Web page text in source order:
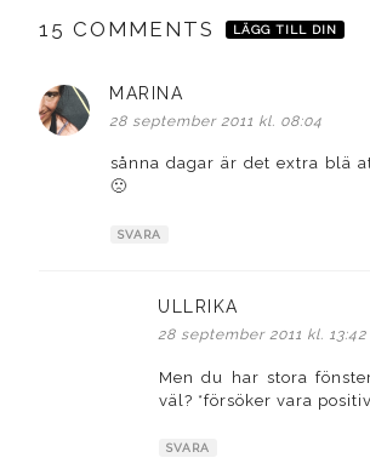
15 COMMENTS LÄGG TILL DIN
MARINA
28 september 2011 kl. 08:04
sånna dagar är det extra blä
🙁
SVARA
ULLRIKA
28 september 2011 kl. 13:42
Men du har stora
väl? *försöker vara
SVARA